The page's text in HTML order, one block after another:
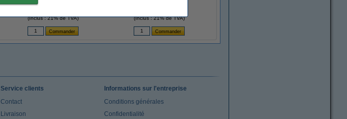
(Inclus : 21% de TVA) (Inclus : 21% de TVA)
Service clients
Contact
Livraison
Informations sur l'entreprise
Conditions générales
Confidentialité